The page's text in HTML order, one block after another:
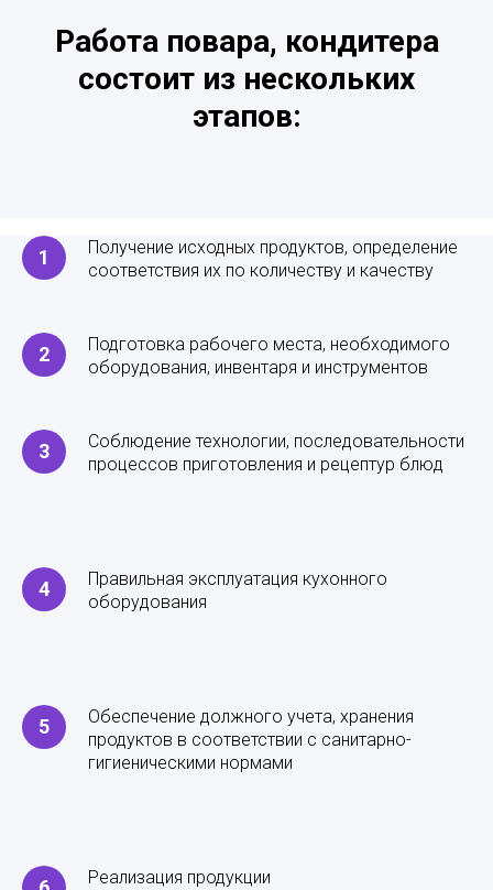
Работа повара, кондитера
состоит из нескольких
этапов:
Получение исходных продуктов, определение
соответствия их по количеству и качеству
Подготовка рабочего места, необходимого
оборудования, инвентаря и инструментов
Соблюдение технологии, последовательности
процессов приготовления и рецептур блюд
Правильная эксплуатация кухонного
оборудования
Обеспечение должного учета, хранения
продуктов в соответствии с санитарно-
гигиеническими нормами
Реализация продукции